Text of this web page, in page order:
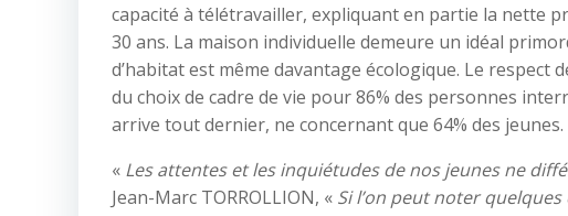
capacité à télétravailler, expliquant en partie la nette
30 ans. La maison individuelle demeure un idéal
d’habitat est même davantage écologique. Le
du choix de cadre de vie pour 86% des personnes
arrive tout dernier, ne concernant que 64% des jeunes.
« Les attentes et les inquiétudes de nos jeunes ne
Jean-Marc TORROLLION, « Si l’on peut noter